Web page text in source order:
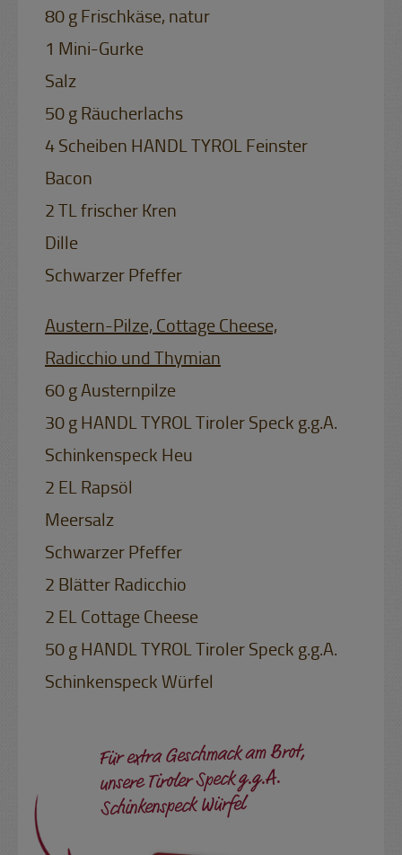
80 g Frischkäse, natur
1 Mini-Gurke
Salz
50 g Räucherlachs
4 Scheiben HANDL TYROL Feinster
Bacon
2 TL frischer Kren
Dille
Schwarzer Pfeffer
Austern-Pilze, Cottage Cheese,
Radicchio und Thymian
60 g Austernpilze
30 g HANDL TYROL Tiroler Speck g.g.A.
Schinkenspeck Heu
2 EL Rapsöl
Meersalz
Schwarzer Pfeffer
2 Blätter Radicchio
2 EL Cottage Cheese
50 g HANDL TYROL Tiroler Speck g.g.A.
Schinkenspeck Würfel
Für extra Geschmack am Brot,
unsere Tiroler Speck g.g.A.
Schinkenspeck Würfel